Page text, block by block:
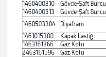
1460400310
Gövde-Şaft Burcu
1460400313
Gövde-Şaft Burcu
1460503304
Diyafram
1461015300
Kapak Lastiği
1463161366
Gaz Kolu
2463161596
Gaz Kolu